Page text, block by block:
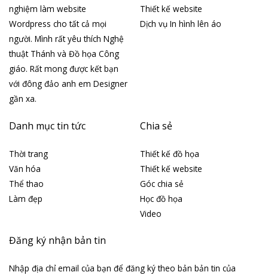
nghiệm làm website
Wordpress cho tất cả mọi
người. Mình rất yêu thích Nghệ
thuật Thánh và Đồ họa Công
giáo. Rất mong được kết bạn
với đông đảo anh em Designer
gần xa.
Thiết kế website
Dịch vụ In hình lên áo
Danh mục tin tức
Thời trang
Văn hóa
Thể thao
Làm đẹp
Chia sẻ
Thiết kế đồ họa
Thiết kế website
Góc chia sẻ
Học đồ họa
Video
Đăng ký nhận bản tin
Nhập địa chỉ email của bạn để đăng ký theo bản bản tin của